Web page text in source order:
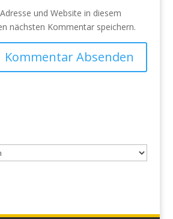
und Website in diesem
nächsten Kommentar speichern.